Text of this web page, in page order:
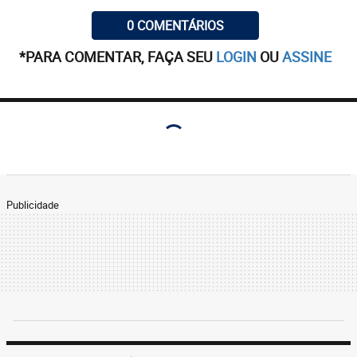
os profissionais da área previdenciária não
banalizem esse tipo de ação, de modo a buscar o
Judiciário quando o segurado realmente é incapaz e
documentos que atestem a sua incapacidade
0 COMENTÁRIOS
*PARA COMENTAR, FAÇA SEU LOGIN OUASSINE
Publicidade